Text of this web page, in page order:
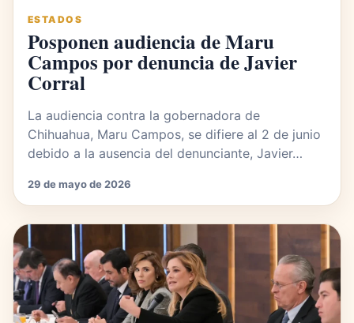
ESTADOS
Posponen audiencia de Maru
Campos por denuncia de Javier
Corral
La audiencia contra la gobernadora de
Chihuahua, Maru Campos, se difiere al 2 de junio
debido a la ausencia del denunciante, Javier…
29 de mayo de 2026